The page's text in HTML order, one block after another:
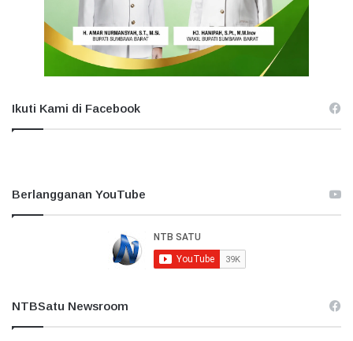
Ikuti Kami di Facebook
Berlangganan YouTube
NTBSatu Newsroom